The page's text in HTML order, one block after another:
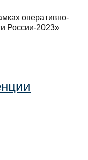
оперативно-
России-2023»